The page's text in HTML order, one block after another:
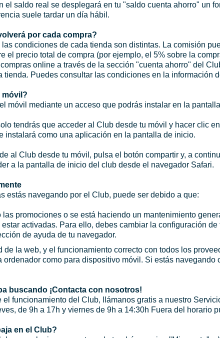
el saldo real se desplegará en tu "saldo cuenta ahorro" un
suele tardar un día hábil.
por cada compra?
condiciones de cada tienda son distintas. La comisión
el precio total de compra (por ejemplo, el 5% sobre la
online a través de la sección "cuenta ahorro" del
tienda. Puedes consultar las condiciones en la información
móvil?
móvil mediante un acceso que podrás instalar en la
tendrás que acceder al Club desde tu móvil y hacer clic
instalará como una aplicación en la pantalla de inicio.
al Club desde tu móvil, pulsa el botón compartir y, a
a la pantalla de inicio del club desde el navegador Safari.
estás navegando por el Club, puede ser debido a que:
promociones o se está haciendo un mantenimiento
activadas. Para ello, debes cambiar la configuración
de ayuda de tu navegador.
de la web, y el funcionamiento correcto con todos los
ordenador como para dispositivo móvil. Si estás
buscando ¡Contacta con nosotros!
el funcionamiento del Club, llámanos gratis a nuestro
de 9h a 17h y viernes de 9h a 14:30h Fuera del horario
en el Club?